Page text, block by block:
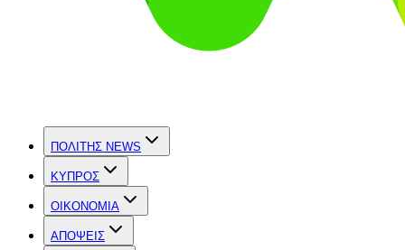
ΠΟΛΙΤΗΣ NEWS
ΚΥΠΡΟΣ
OIKONOMIA
ΑΠΟΨΕΙΣ